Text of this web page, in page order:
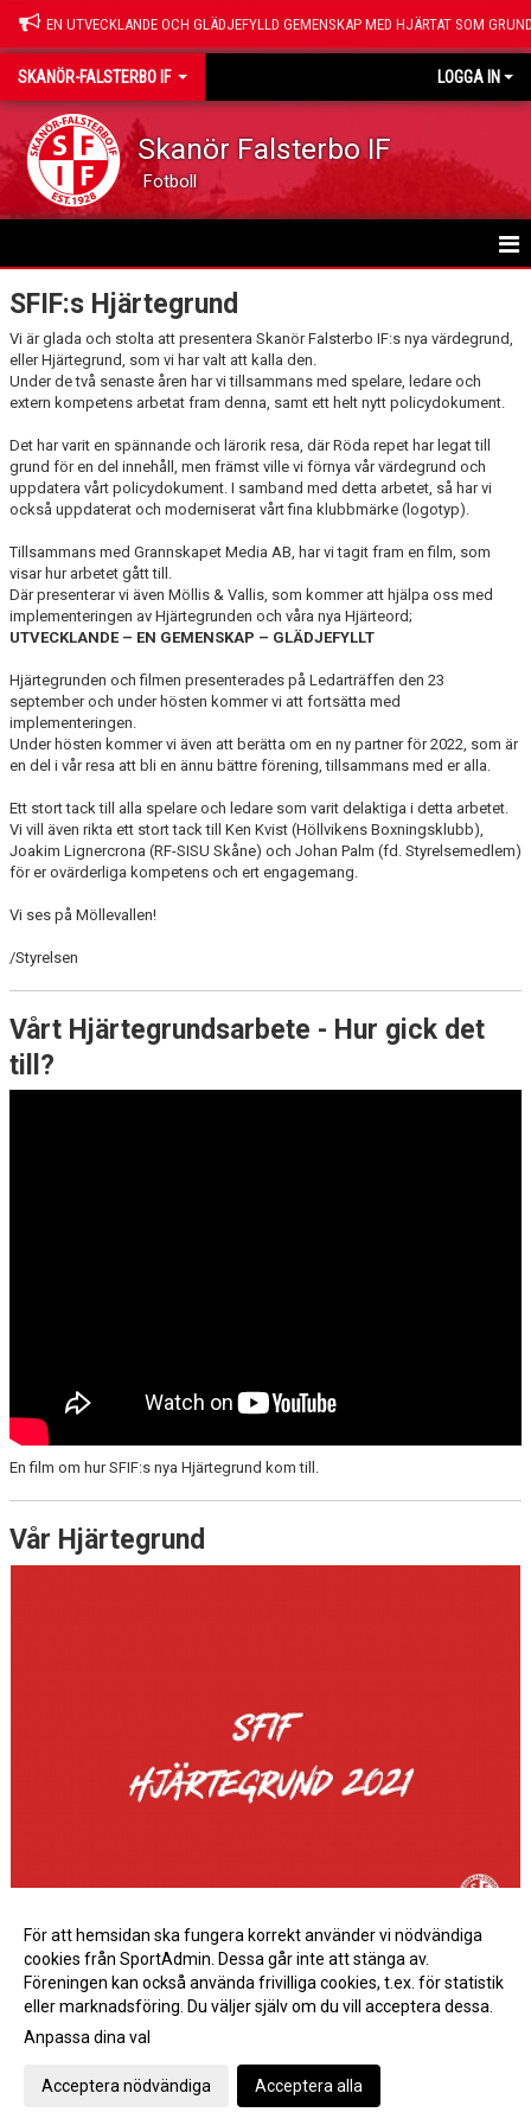
EN UTVECKLANDE OCH GLÄDJEFYLLD GEMENSKAP MED HJÄRTAT SOM
SKANÖR-FALSTERBO IF LOGGA IN
Skanör Falsterbo IF
Fotboll
HEM
NYHETER
OM SFIF
KONTAKT
ORGANISATION/STYRELSE
MEDLEMSAVGIFTER
PROVA PÅ
DOKUMENT
VÅR HJÄRTEGRUND
ATT VARA LEDARE I SFIF
ATT VARA VÅRDNADSHAVARE I SFIF
VÅRA SAMARBETSPARTNERS
SPONSRING
SFIF PROFILER & MINNEN
MEDLEMSERBJUDANDEN
TRÄNINGSTIPS
ÅRETS SFIF:ARE
SFIF:s Hjärtegrund
Vi är glada och stolta att presentera Skanör Falsterbo IF:s nya värdegrund,
eller Hjärtegrund, som vi har valt att kalla den.
Under de två senaste åren har vi tillsammans med spelare, ledare och
extern kompetens arbetat fram denna, samt ett helt nytt policydokument.
Det har varit en spännande och lärorik resa, där Röda repet har legat till
grund för en del innehåll, men främst ville vi förnya vår värdegrund och
uppdatera vårt policydokument. I samband med detta arbetet, så har vi
också uppdaterat och moderniserat vårt fina klubbmärke (logotyp).
Tillsammans med Grannskapet Media AB, har vi tagit fram en film, som
visar hur arbetet gått till.
Där presenterar vi även Möllis & Vallis, som kommer att hjälpa oss med
implementeringen av Hjärtegrunden och våra nya Hjärteord;
UTVECKLANDE – EN GEMENSKAP – GLÄDJEFYLLT
Hjärtegrunden och filmen presenterades på Ledarträffen den 23
september och under hösten kommer vi att fortsätta med
implementeringen.
Under hösten kommer vi även att berätta om en ny partner för 2022, som är
en del i vår resa att bli en ännu bättre förening, tillsammans med er alla.
Ett stort tack till alla spelare och ledare som varit delaktiga i detta arbetet.
Vi vill även rikta ett stort tack till Ken Kvist (Höllvikens Boxningsklubb),
Joakim Lignercrona (RF-SISU Skåne) och Johan Palm (fd. Styrelsemedlem)
för er ovärderliga kompetens och ert engagemang.
Vi ses på Möllevallen!
/Styrelsen
Vårt Hjärtegrundsarbete - Hur gick det
till?
En film om hur SFIF:s nya Hjärtegrund kom till.
Vår Hjärtegrund
Här kan du läsa om SFIF:s HJÄRTEGRUND
Gå till Webbversion
För att hemsidan ska fungera korrekt använder vi nödvändiga
cookies från SportAdmin. Dessa går inte att stänga av.
Föreningen kan också använda frivilliga cookies, t.ex. för statistik
eller marknadsföring. Du väljer själv om du vill acceptera dessa.
Anpassa dina val
Acceptera nödvändiga Acceptera alla